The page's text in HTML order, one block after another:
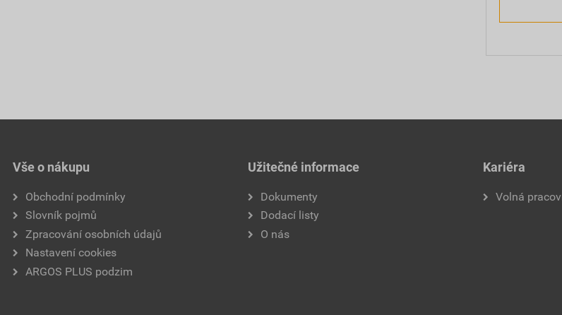
Vše o nákupu
Obchodní podmínky
Slovník pojmů
Zpracování osobních údajů
Nastavení cookies
ARGOS PLUS podzim
Užitečné informace
Dokumenty
Dodací listy
O nás
Kariéra
Volná